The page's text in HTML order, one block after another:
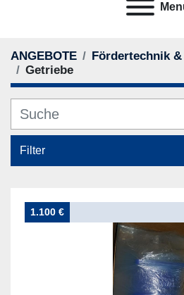
ANGEBOTE
Fördertechnik
Getriebe
Filter
Sortieren
1.100 €